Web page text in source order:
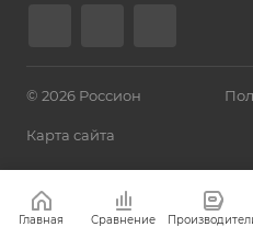
© 2026 Россион
Карта сайта
Главная Сравнение